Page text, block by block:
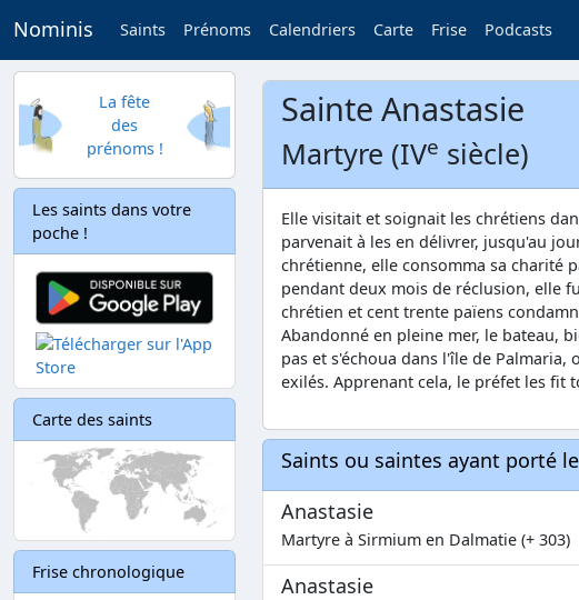
Nominis Saints Prénoms Calendriers Carte Frise Podcasts
La fête
des
prénoms !
Les saints dans votre
poche !
Carte des saints
Frise chronologique
Sainte Anastasie
Martyre (IVe siècle)
Elle visitait et soignait les chrétiens
parvenait à les en délivrer, jusqu'au
chrétienne, elle consomma sa charité
pendant deux mois de réclusion, elle
chrétien et cent trente païens
Abandonné en pleine mer, le bateau,
pas et s'échoua dans l'île de
exilés. Apprenant cela, le préfet les fit
Saints ou saintes ayant porté
Anastasie
Martyre à Sirmium en Dalmatie (+ 303)
Anastasie